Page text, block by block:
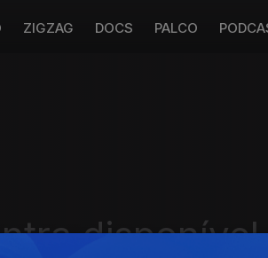
ZIGZAG DOCS PALCO
disponível